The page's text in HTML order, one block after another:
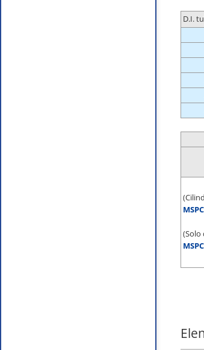
D.I.
(Solo